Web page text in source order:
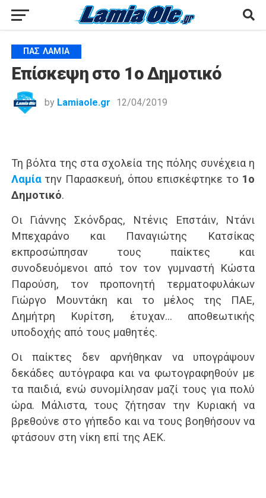
ΠΑΣ ΛΑΜΊΑ
Επίσκεψη στο 1ο Δημοτικό
by Lamiaole.gr 12/04/2019
Τη βόλτα της στα σχολεία της πόλης συνέχεια η
Λαμίατην Παρασκευή, όπου επισκέφτηκε το 1ο
Δημοτικό.
Οι Γιάννης Σκόνδρας, Ντένις Επστάιν, Ντάνι
Μπεχαράνο και Παναγιώτης Κατσίκας
εκπροσώπησαν τους παίκτες και
συνοδευόμενοι από τον τον γυμναστή Κώστα
Παρούση, τον προπονητή τερματοφυλάκων
Γιώργο Μουντάκη και το μέλος της ΠΑΕ,
Δημήτρη Κυρίτση, έτυχαν… αποθεωτικής
υποδοχής από τους μαθητές.
Οι παίκτες δεν αρνήθηκαν να υπογράψουν
δεκάδες αυτόγραφα και να φωτογραφηθούν με
τα παιδιά, ενώ συνομίλησαν μαζί τους για πολύ
ώρα. Μάλιστα, τους ζήτησαν την Κυριακή να
βρεθούνε στο γήπεδο και να τους βοηθήσουν να
φτάσουν στη νίκη επί της ΑΕΚ.